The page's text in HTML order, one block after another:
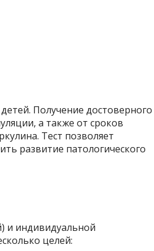
Получение достоверного
а также от сроков
Тест позволяет
развитие патологического
и индивидуальной
целей: